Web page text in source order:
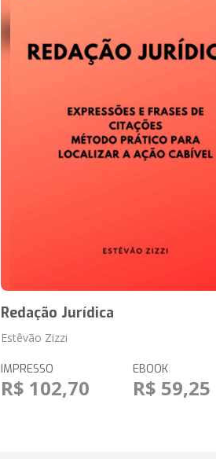
Redação Jurídica
Estêvão Zizzi
IMPRESSO
R$ 102,70
EBOOK
R$ 59,25